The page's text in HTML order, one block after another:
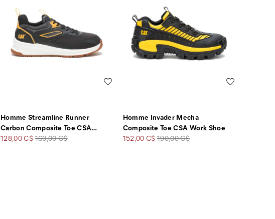
Homme Streamline Runner
Carbon Composite Toe CSA…
Prix
128,00 C$Prix
160,00 C$
Homme Invader Mecha
Composite Toe CSA Work Shoe
Prix
152,00 C$ Prix
190,00 C$